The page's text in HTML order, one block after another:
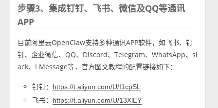
步骤3、集成钉钉、飞书、微信及QQ等通讯
APP
目前阿里云OpenClaw支持多种通讯APP软件，如飞书、钉
钉、企业微信、QQ、Discord、Telegram、WhatsApp、sl
ack、I Message等，官方图文教程的配置链接如下：
钉钉： https://t.aliyun.com/U/I1cpSL
飞书： https://t.aliyun.com/U/13XlEY